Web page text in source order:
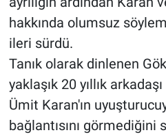
hakkında olumsuz
ileri sürdü.
Tanık olarak dinlenen
yaklaşık 20 yıllık
Ümit Karan'ın
bağlantısını görmediğini